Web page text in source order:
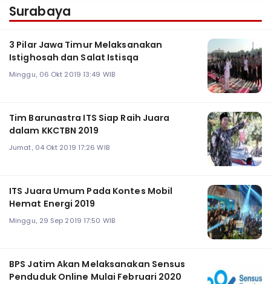
Surabaya
3 Pilar Jawa Timur Melaksanakan
Istighosah dan Salat Istisqa
Minggu, 06 Okt 2019 13:49 WIB
Tim Barunastra ITS Siap Raih Juara
dalam KKCTBN 2019
Jumat, 04 Okt 2019 17:26 WIB
ITS Juara Umum Pada Kontes Mobil
Hemat Energi 2019
Minggu, 29 Sep 2019 17:50 WIB
BPS Jatim Akan Melaksanakan Sensus
Penduduk Online Mulai Februari 2020